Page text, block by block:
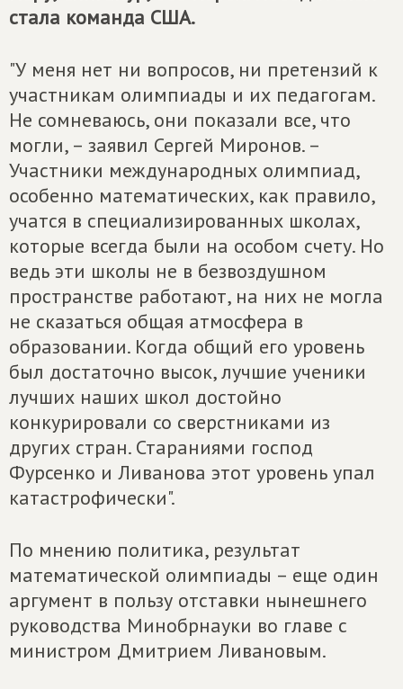
стала команда США.
"У меня нет ни вопросов, ни претензий к
участникам олимпиады и их педагогам.
Не сомневаюсь, они показали все, что
могли, – заявил Сергей Миронов. –
Участники международных олимпиад,
особенно математических, как правило,
учатся в специализированных школах,
которые всегда были на особом счету. Но
ведь эти школы не в безвоздушном
пространстве работают, на них не могла
не сказаться общая атмосфера в
образовании. Когда общий его уровень
был достаточно высок, лучшие ученики
лучших наших школ достойно
конкурировали со сверстниками из
других стран. Стараниями господ
Фурсенко и Ливанова этот уровень упал
катастрофически".
По мнению политика, результат
математической олимпиады – еще один
аргумент в пользу отставки нынешнего
руководства Минобрнауки во главе с
министром Дмитрием Ливановым.